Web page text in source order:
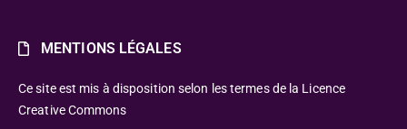
MENTIONS LÉGALES
Ce site est mis à disposition selon les termes de la Licence
Creative Commons